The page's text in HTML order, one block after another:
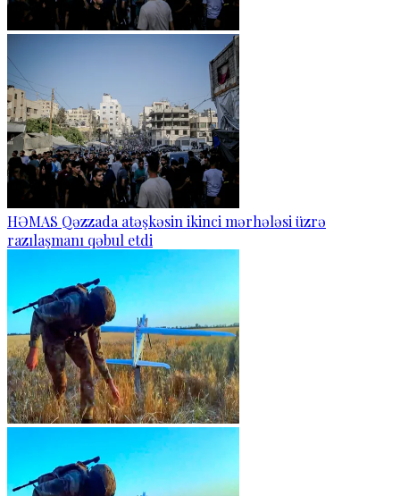
HƏMAS Qəzzada atəşkəsin ikinci mərhələsi üzrə
razılaşmanı qəbul etdi